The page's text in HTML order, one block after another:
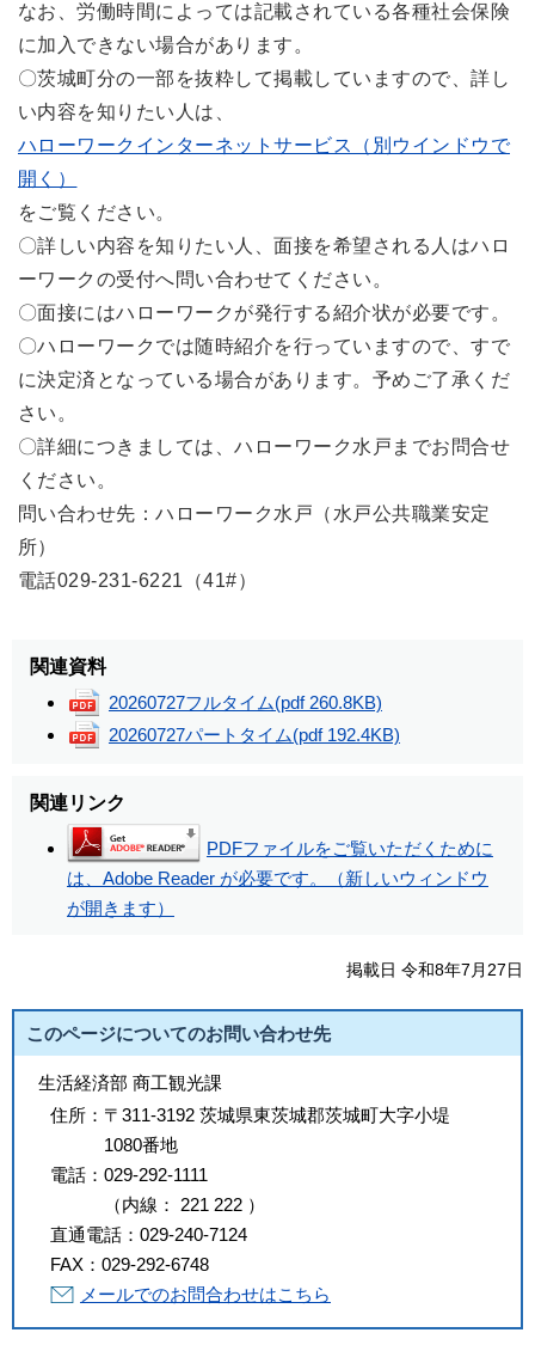
なお、労働時間によっては記載されている各種社会保険
に加入できない場合があります。
〇茨城町分の一部を抜粋して掲載していますので、詳し
い内容を知りたい人は、
ハローワークインターネットサービス（別ウインドウで
開く）
をご覧ください。
〇詳しい内容を知りたい人、面接を希望される人はハロ
ーワークの受付へ問い合わせてください。
〇面接にはハローワークが発行する紹介状が必要です。
〇ハローワークでは随時紹介を行っていますので、すで
に決定済となっている場合があります。予めご了承くだ
さい。
〇詳細につきましては、ハローワーク水戸までお問合せ
ください。
問い合わせ先：ハローワーク水戸（水戸公共職業安定
所）
電話029-231-6221（41#）
関連資料
20260727フルタイム(pdf 260.8KB)
20260727パートタイム(pdf 192.4KB)
関連リンク
PDFファイルをご覧いただくために
は、Adobe Reader が必要です。（新しいウィンドウ
が開きます）
掲載日 令和8年7月27日
このページについてのお問い合わせ先
生活経済部 商工観光課
住所： 〒311-3192 茨城県東茨城郡茨城町大字小堤
1080番地
電話： 029-292-1111
（内線 ： 221 222 ）
直通電話： 029-240-7124
FAX： 029-292-6748
メールでのお問合わせはこちら